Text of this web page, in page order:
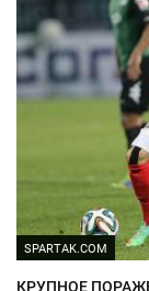
SPARTAK.COM
КРУПНОЕ